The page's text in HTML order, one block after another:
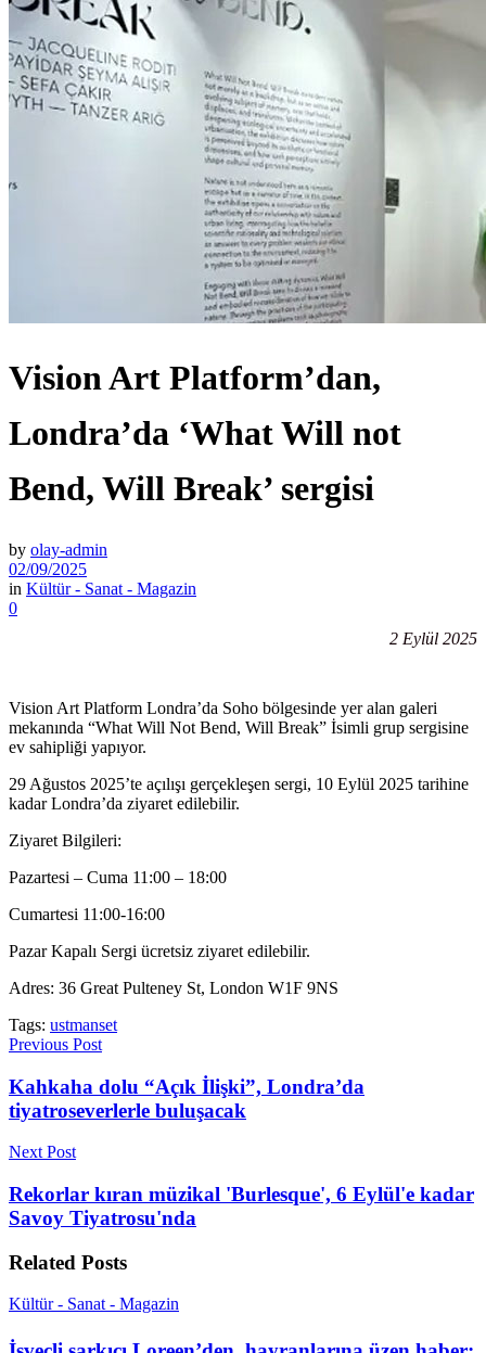
Vision Art Platform’dan,
Londra’da ‘What Will not
Bend, Will Break’ sergisi
by olay-admin
02/09/2025
in Kültür - Sanat - Magazin
0
2 Eylül 2025
Vision Art Platform Londra’da Soho bölgesinde yer alan galeri
mekanında “What Will Not Bend, Will Break” İsimli grup sergisine
ev sahipliği yapıyor.
29 Ağustos 2025’te açılışı gerçekleşen sergi, 10 Eylül 2025 tarihine
kadar Londra’da ziyaret edilebilir.
Ziyaret Bilgileri:
Pazartesi – Cuma 11:00 – 18:00
Cumartesi 11:00-16:00
Pazar Kapalı Sergi ücretsiz ziyaret edilebilir.
Adres: 36 Great Pulteney St, London W1F 9NS
Tags: ustmanset
Previous Post
Kahkaha dolu “Açık İlişki”, Londra’da
tiyatroseverlerle buluşacak
Next Post
Rekorlar kıran müzikal 'Burlesque', 6 Eylül'e kadar
Savoy Tiyatrosu'nda
Related Posts
Kültür - Sanat - Magazin